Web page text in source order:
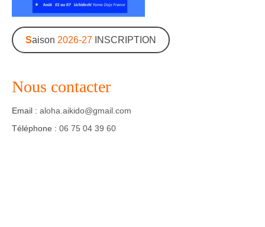
Inscription en ligne
Photos-Presse
Saison 2026-27INSCRIPTION
Nous contacter
Email : aloha.aikido@gmail.com
Téléphone : 06 75 04 39 60